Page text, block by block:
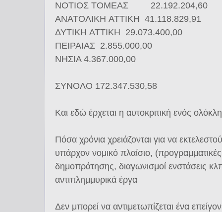
NΟΤΙΟΣ ΤΟΜΕΑΣ 22.192.204,60
ANATΟΛΙΚΗ ATTΙΚΗ 41.118.829,91
ΔΥΤΙΚΗ ATTΙΚΗ 29.073.400,00
ΠΕΙΡΑΙΑΣ 2.855.000,00
ΝΗΣΙΑ 4.367.000,00
ΣΥΝΟΛΟ 172.347.530,58
Και εδώ έρχεται η αυτοκριτική ενός
Πόσα χρόνια χρειάζονται για να
υπάρχον νομικό πλαίσιο,
δημοπράτησης, διαγωνισμοί ενστάσεις
αντιπλημμυρικά έργα
Δεν μπορεί να αντιμετωπίζεται ένα